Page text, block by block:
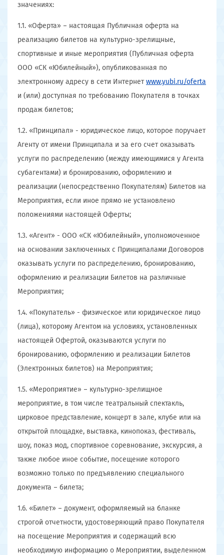
значениях:
1.1. «Оферта» – настоящая Публичная оферта на
реализацию билетов на культурно-зрелищные,
спортивные и иные мероприятия (Публичная оферта
ООО «СК «Юбилейный»), опубликованная по
электронному адресу в сети Интернетwww.yubi.ru/oferta
и (или) доступная по требованию Покупателя в точках
продаж билетов;
1.2. «Принципал» - юридическое лицо, которое поручает
Агенту от имени Принципала и за его счет оказывать
услуги по распределению (между имеющимися у Агента
субагентами) и бронированию, оформлению и
реализации (непосредственно Покупателям) Билетов на
Мероприятия, если иное прямо не установлено
положениями настоящей Оферты;
1.3. «Агент» - ООО «СК «Юбилейный», уполномоченное
на основании заключенных с Принципалами Договоров
оказывать услуги по распределению, бронированию,
оформлению и реализации Билетов на различные
Мероприятия;
1.4. «Покупатель» - физическое или юридическое лицо
(лица), которому Агентом на условиях, установленных
настоящей Офертой, оказываются услуги по
бронированию, оформлению и реализации Билетов
(Электронных билетов) на Мероприятия;
1.5. «Мероприятие» – культурно-зрелищное
мероприятие, в том числе театральный спектакль,
цирковое представление, концерт в зале, клубе или на
открытой площадке, выставка, кинопоказ, фестиваль,
шоу, показ мод, спортивное соревнование, экскурсия, а
также любое иное событие, посещение которого
возможно только по предъявлению специального
документа – билета;
1.6. «Билет» – документ, оформляемый на бланке
строгой отчетности, удостоверяющий право Покупателя
на посещение Мероприятия и содержащий всю
необходимую информацию о Мероприятии, выделенном